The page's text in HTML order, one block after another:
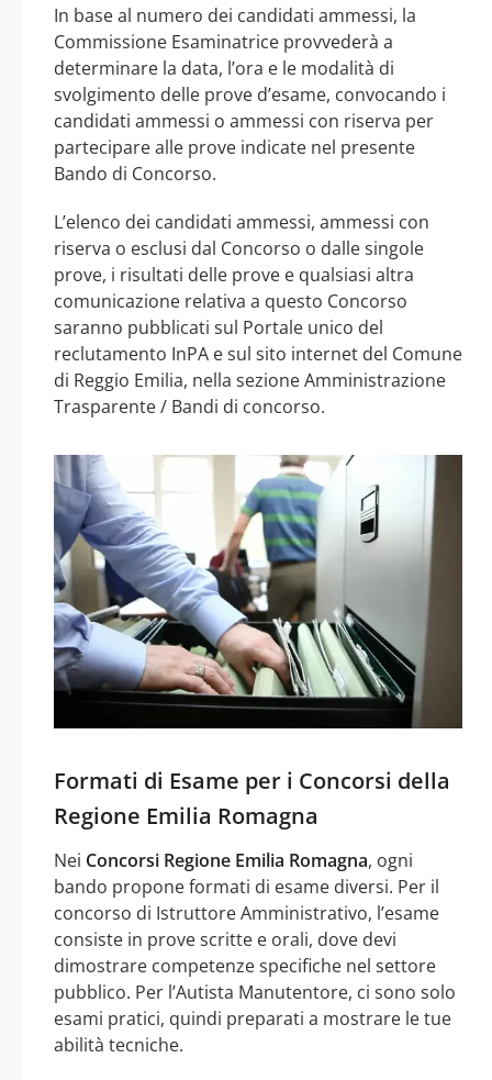
In base al numero dei candidati ammessi, la
Commissione Esaminatrice provvederà a
determinare la data, l’ora e le modalità di
svolgimento delle prove d’esame, convocando i
candidati ammessi o ammessi con riserva per
partecipare alle prove indicate nel presente
Bando di Concorso.
L’elenco dei candidati ammessi, ammessi con
riserva o esclusi dal Concorso o dalle singole
prove, i risultati delle prove e qualsiasi altra
comunicazione relativa a questo Concorso
saranno pubblicati sul Portale unico del
reclutamento InPA e sul sito internet del Comune
di Reggio Emilia, nella sezione Amministrazione
Trasparente / Bandi di concorso.
Formati di Esame per i Concorsi della
Regione Emilia Romagna
Nei Concorsi Regione Emilia Romagna, ogni
bando propone formati di esame diversi. Per il
concorso di Istruttore Amministrativo, l’esame
consiste in prove scritte e orali, dove devi
dimostrare competenze specifiche nel settore
pubblico. Per l’Autista Manutentore, ci sono solo
esami pratici, quindi preparati a mostrare le tue
abilità tecniche.